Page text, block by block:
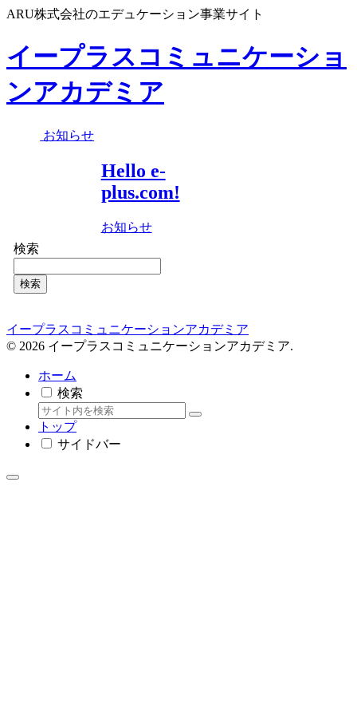
ARU株式会社のエデュケーション事業サイト
イープラスコミュニケーショ
ンアカデミア
お知らせ
Hello e-
plus.com!
お知らせ
検索
検索
イープラスコミュニケーションアカデミア
© 2026 イープラスコミュニケーションアカデミア.
ホーム
検索
トップ
サイドバー